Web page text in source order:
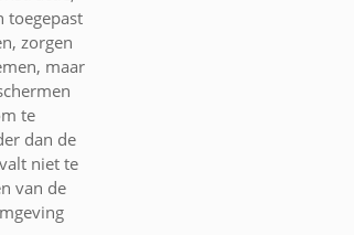
toegepast
zorgen
maar
te
dan de
niet te
van de